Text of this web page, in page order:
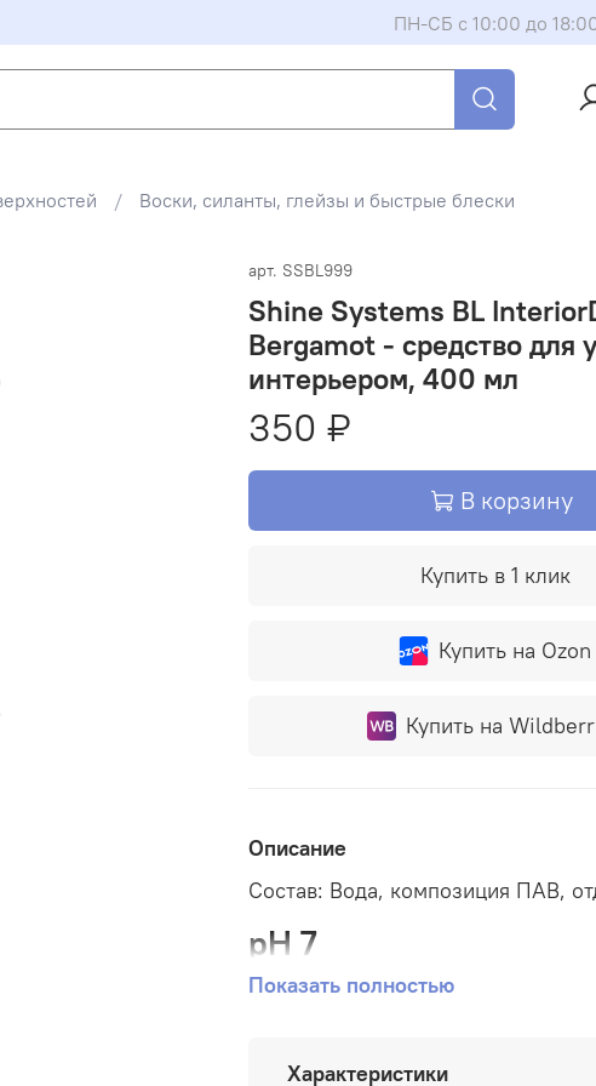
ПН-СБ с 10:00 до
Воски, силанты, глейзы и быстрые блески
арт. SSBL999
Shine Systems BL
Bergamot - средство для
интерьером, 400 мл
350 ₽
В корзину
Купить в 1 клик
Купить на Ozon
Купить на
Описание
Состав: Вода, композиция ПАВ,
pH 7
Показать полностью
Характеристики